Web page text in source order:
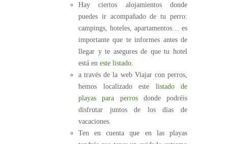
Hay ciertos alojamientos donde
puedes ir acompañado de tu perro:
campings, hoteles, apartamentos… es
importante que te informes antes de
llegar y te asegures de que tu hotel
está en este listado.
a través de la web Viajar con perros,
hemos localizado este listado de
playas para perrosdonde podréis
disfrutar juntos de los días de
vacaciones.
Ten en cuenta que en las playas